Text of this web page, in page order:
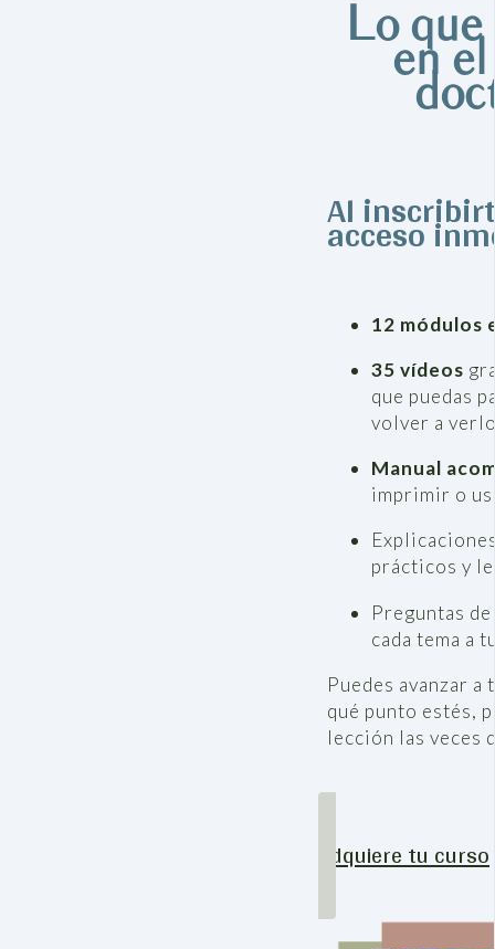
Lo
en
Al
acceso
12 módulos
35 vídeos
que puedas
volver a
Manual
imprimir o
prácticos y
Preguntas
cada tema a
Puedes avanzar
qué punto estés,
lección las veces
Adquiere tu curso